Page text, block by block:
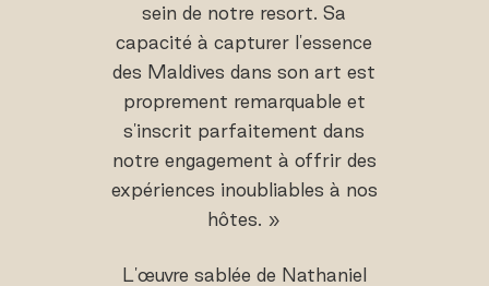
sein de notre resort. Sa
capacité à capturer l'essence
des Maldives dans son art est
proprement remarquable et
s'inscrit parfaitement dans
notre engagement à offrir des
expériences inoubliables à nos
hôtes. »
L'œuvre sablée de Nathaniel